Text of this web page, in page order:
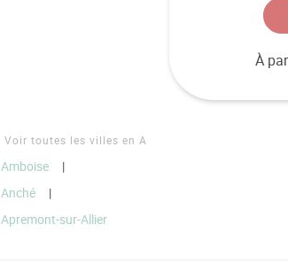
À
Voir toutes les villes en A
Amboise
|
Anché
|
Apremont-sur-Allier